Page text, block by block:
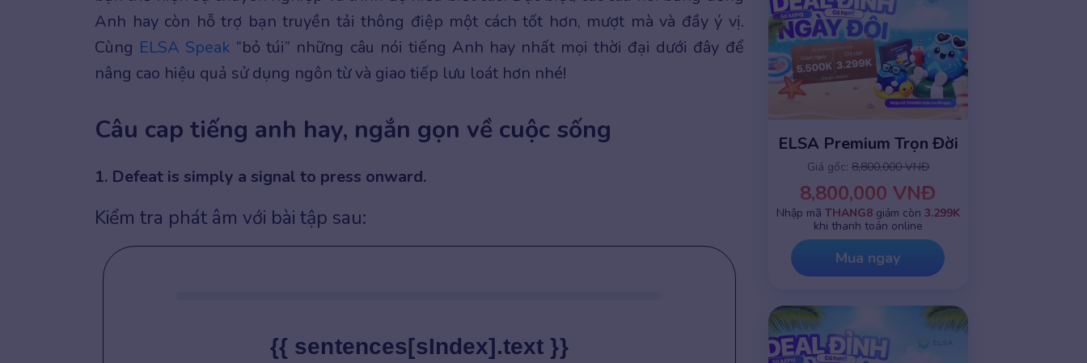
Anh hay còn hỗ trợ bạn truyền tải thông điệp một cách tốt hơn, mượt mà và đầy ý vị.
Cùng ELSA Speak “bỏ túi” những câu nói tiếng Anh hay nhất mọi thời đại dưới đây để
nâng cao hiệu quả sử dụng ngôn từ và giao tiếp lưu loát hơn nhé!
Câu cap tiếng anh hay, ngắn gọn về cuộc sống
1. Defeat is simply a signal to press onward.
Kiểm tra phát âm với bài tập sau:
{{ sentences[sIndex].text }}
ELSA Premium Trọn Đời
Giá gốc: 8,800,000 VNĐ
8,800,000 VNĐ
Nhập mã THANG8giảm còn 3.299K
khi thanh toán online
Mua ngay